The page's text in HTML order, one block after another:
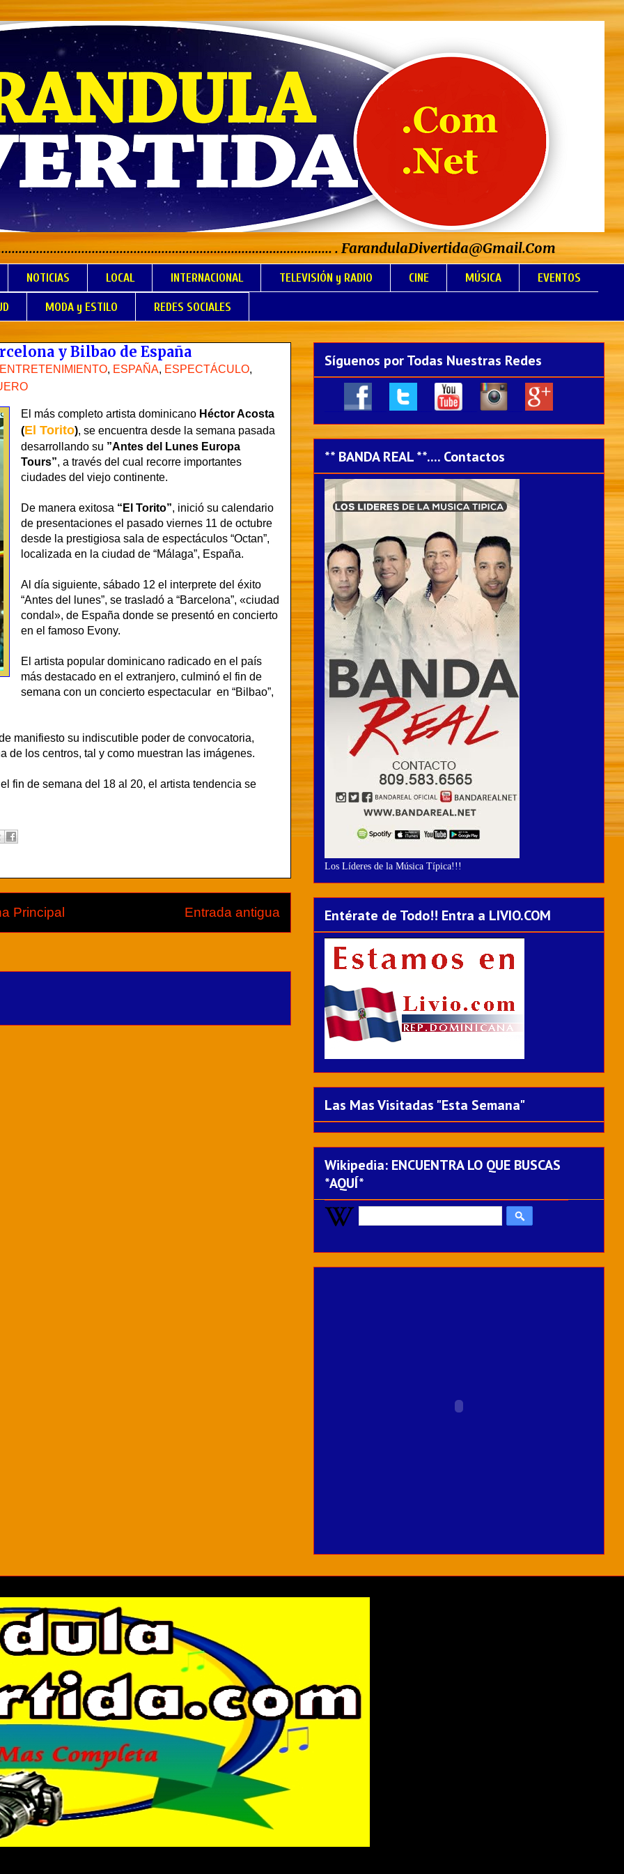
. FarandulaDivertida@Gmail.Com
NOTICIAS LOCAL INTERNACIONAL TELEVISIÓN y RADIO CINE MÚSICA EVENTOS
MODA y ESTILO REDES SOCIALES
y Bilbao de España
ENTRETENIMIENTO, ESPAÑA, ESPECTÁCULO,
El más completo artista dominicano Héctor Acosta
(El Torito), se encuentra desde la semana pasada
desarrollando su ”Antes del Lunes Europa
Tours”, a través del cual recorre importantes
ciudades del viejo continente.
De manera exitosa “El Torito”, inició su calendario
de presentaciones el pasado viernes 11 de octubre
desde la prestigiosa sala de espectáculos “Octan”,
localizada en la ciudad de “Málaga”, España.
Al día siguiente, sábado 12 el interprete del éxito
“Antes del lunes”, se trasladó a “Barcelona”, «ciudad
condal», de España donde se presentó en concierto
en el famoso Evony.
El artista popular dominicano radicado en el país
más destacado en el extranjero, culminó el fin de
semana con un concierto espectacular en “Bilbao”,
manifiesto su indiscutible poder de convocatoria,
de los centros, tal y como muestran las imágenes.
fin de semana del 18 al 20, el artista tendencia se
Entrada antigua
Principal
Síguenos por Todas Nuestras Redes
** BANDA REAL **.... Contactos
Los Líderes de la Música Típica!!!
Entérate de Todo!! Entra a LIVIO.COM
Las Mas Visitadas "Esta Semana"
Wikipedia: ENCUENTRA LO QUE BUSCAS
*AQUÍ*